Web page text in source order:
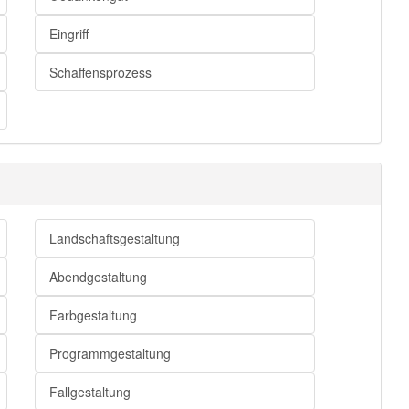
Eingriff
Schaffensprozess
Landschaftsgestaltung
Abendgestaltung
Farbgestaltung
Programmgestaltung
Fallgestaltung